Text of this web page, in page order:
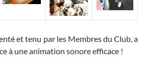
et tenu par les Membres du Club, a
à une animation sonore efficace !